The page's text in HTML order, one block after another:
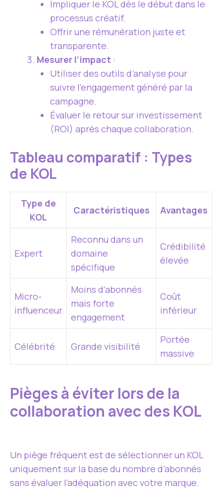
Impliquer le KOL dès le début dans le
processus créatif.
Offrir une rémunération juste et
transparente.
Mesurer l’impact :
Utiliser des outils d’analyse pour
suivre l’engagement généré par la
campagne.
Évaluer le retour sur investissement
(ROI) après chaque collaboration.
Tableau comparatif : Types
de KOL
Type de
KOL
Caractéristiques Avantages
Expert
Reconnu dans un
domaine
spécifique
Crédibilité
élevée
Micro-
influenceur
Moins d’abonnés
mais forte
engagement
Coût
inférieur
Célébrité Grande visibilité
Portée
massive
Pièges à éviter lors de la
collaboration avec des KOL
Un piège fréquent est de sélectionner un KOL
uniquement sur la base du nombre d’abonnés
sans évaluer l’adéquation avec votre marque.